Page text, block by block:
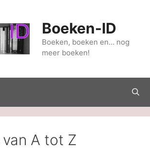
Boeken-ID
Boeken, boeken en… nog
meer boeken!
A tot Z